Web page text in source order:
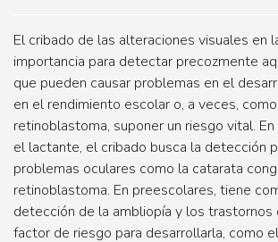
El cribado de las alteraciones visuales en
importancia para detectar precozmente
que pueden causar problemas en el
en el rendimiento escolar o, a veces,
retinoblastoma, suponer un riesgo vital.
el lactante, el cribado busca la detección
problemas oculares como la catarata
retinoblastoma. En preescolares, tiene
detección de la ambliopía y los trastornos
factor de riesgo para desarrollarla, como